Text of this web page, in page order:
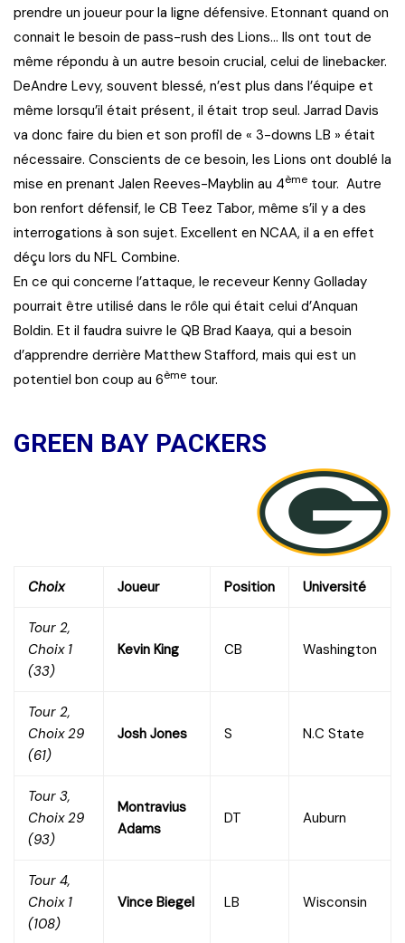
prendre un joueur pour la ligne défensive. Etonnant quand on
connait le besoin de pass-rush des Lions… Ils ont tout de
même répondu à un autre besoin crucial, celui de linebacker.
DeAndre Levy, souvent blessé, n’est plus dans l’équipe et
même lorsqu’il était présent, il était trop seul. Jarrad Davis
va donc faire du bien et son profil de « 3-downs LB » était
nécessaire. Conscients de ce besoin, les Lions ont doublé la
mise en prenant Jalen Reeves-Mayblin au 4ème tour. Autre
bon renfort défensif, le CB Teez Tabor, même s’il y a des
interrogations à son sujet. Excellent en NCAA, il a en effet
déçu lors du NFL Combine.
En ce qui concerne l’attaque, le receveur Kenny Golladay
pourrait être utilisé dans le rôle qui était celui d’Anquan
Boldin. Et il faudra suivre le QB Brad Kaaya, qui a besoin
d’apprendre derrière Matthew Stafford, mais qui est un
potentiel bon coup au 6ème tour.
GREEN BAY PACKERS
Choix Joueur Position Université
Tour 2,
Choix 1
(33)
Kevin King CB Washington
Tour 2,
Choix 29
(61)
Josh Jones S N.C State
Tour 3,
Choix 29
(93)
Montravius
Adams
DT Auburn
Tour 4,
Choix 1
(108)
Vince Biegel LB Wisconsin